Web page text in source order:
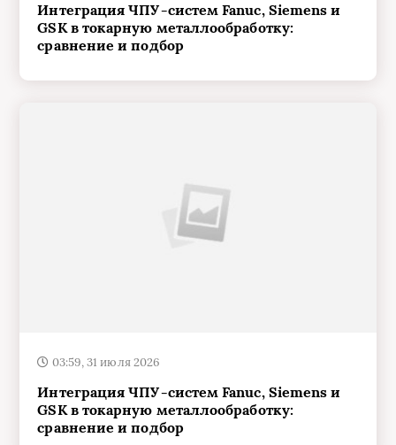
Интеграция ЧПУ-систем Fanuc, Siemens и
GSK в токарную металлообработку:
сравнение и подбор
03:59, 31 июля 2026
Интеграция ЧПУ-систем Fanuc, Siemens и
GSK в токарную металлообработку:
сравнение и подбор